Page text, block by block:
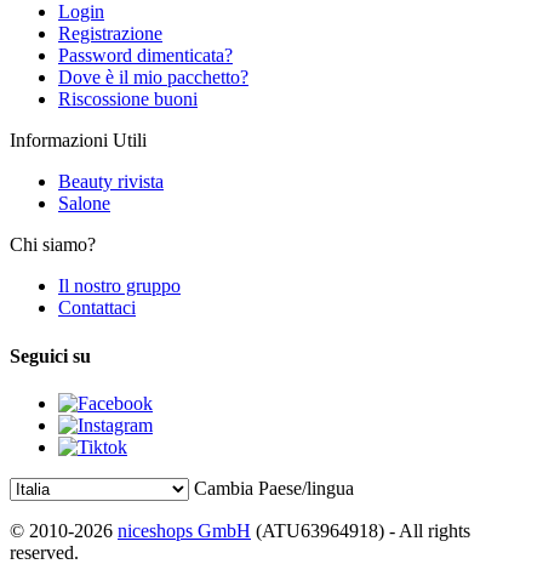
Login
Registrazione
Password dimenticata?
Dove è il mio pacchetto?
Riscossione buoni
Informazioni Utili
Beauty rivista
Salone
Chi siamo?
Il nostro gruppo
Contattaci
Seguici su
Cambia Paese/lingua
© 2010-2026 niceshops GmbH (ATU63964918) - All rights
reserved.